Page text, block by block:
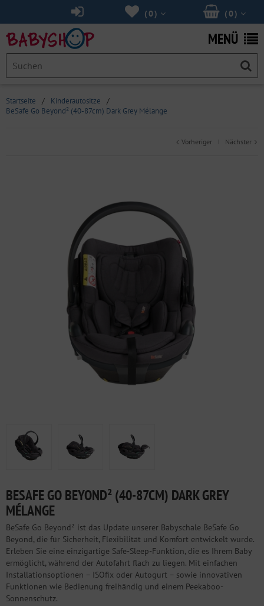
(0 )
(0 )
MENÜ
Startseite / Kinderautositze
/
BeSafe Go Beyond² (40-87cm) Dark Grey Mélange
Vorheriger | Nächster
BESAFE GO BEYOND² (40-87CM) DARK GREY
MÉLANGE
BeSafe Go Beyond² ist das Update unserer Babyschale BeSafe Go
Beyond, die für Sicherheit, Flexibilität und Komfort entwickelt wurde.
Erleben Sie eine einzigartige Safe-Sleep-Funktion, die es Ihrem Baby
ermöglicht, während der Autofahrt flach zu liegen. Mit einfachen
Installationsoptionen – ISOfix oder Autogurt – sowie innovativen
Funktionen wie Bedienung freihändig und einem Peekaboo-
Sonnenschutz.